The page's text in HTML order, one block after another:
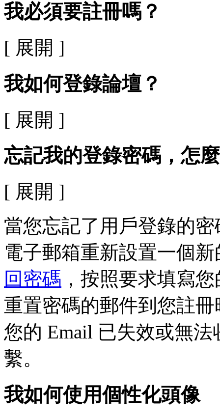
我必須要註冊嗎？
[ 展開 ]
我如何登錄論壇？
[ 展開 ]
忘記我的登錄密碼，怎
[ 展開 ]
當您忘記了用戶登錄的
電子郵箱重新設置一個
回密碼 ，按照要求填寫
重置密碼的郵件到您註
您的 Email 已失效或無
繫。
我如何使用個性化頭像